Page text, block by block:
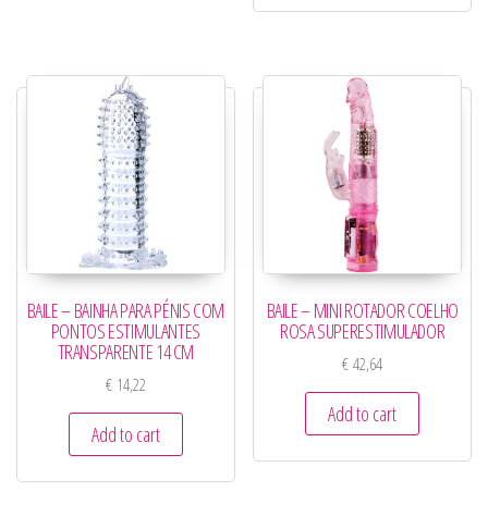
BAILE – BAINHA PARA PÉNIS COM
PONTOS ESTIMULANTES
TRANSPARENTE 14 CM
€14,22
Add to cart
BAILE – MINI ROTADOR COELHO
ROSA SUPERESTIMULADOR
€42,64
Add to cart